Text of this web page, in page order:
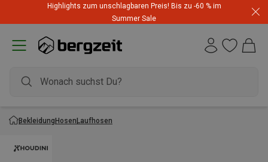
Highlights zum unschlagbaren Preis! Bis zu -60 % im
Summer Sale
BekleidungHosenLaufhosen